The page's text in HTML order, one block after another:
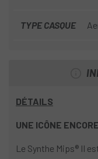
TYPE CASQUE
DÉTAILS
UNE ICÔNE
Le Synthe Mips® II